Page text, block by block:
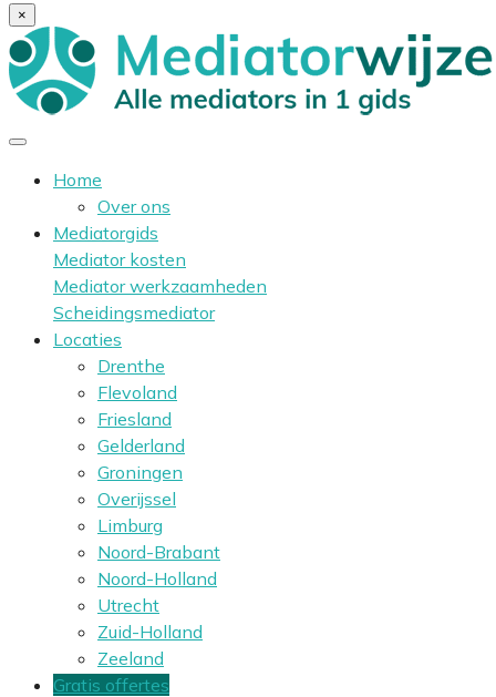
×
Home
Over ons
Mediatorgids
Mediator kosten
Mediator werkzaamheden
Scheidingsmediator
Locaties
Drenthe
Flevoland
Friesland
Gelderland
Groningen
Overijssel
Limburg
Noord-Brabant
Noord-Holland
Utrecht
Zuid-Holland
Zeeland
Gratis offertes